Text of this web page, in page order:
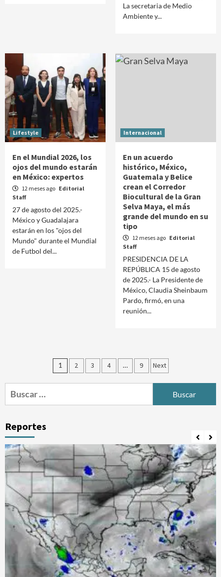
La secretaria de Medio
Ambiente y...
Lifestyle
En el Mundial 2026, los
ojos del mundo estarán
en México: expertos
12 meses ago Editorial
Staff
27 de agosto del 2025.-
México y Guadalajara
estarán en los "ojos del
Mundo" durante el Mundial
de Futbol del...
Internacional
En un acuerdo
histórico, México,
Guatemala y Belice
crean el Corredor
Biocultural de la Gran
Selva Maya, el más
grande del mundo en su
tipo
12 meses ago Editorial
Staff
PRESIDENCIA DE LA
REPÚBLICA 15 de agosto
de 2025.- La Presidente de
México, Claudia Sheinbaum
Pardo, firmó, en una
reunión...
Paginación
de
entradas
1 2 3 4 … 9 Next
Buscar:
Reportes